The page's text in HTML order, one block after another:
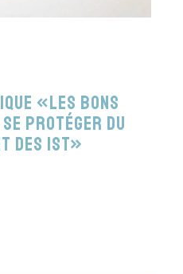
«Les bons
protéger du
des IST»